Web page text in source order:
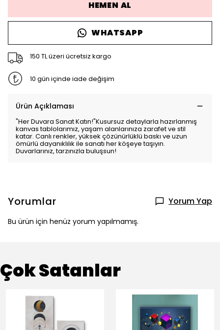
HEMEN AL
WHATSAPP
150 TL üzeri ücretsiz kargo
10 gün içinde iade değişim
Ürün Açıklaması
"Her Duvara Sanat Katın!"Kusursuz detaylarla hazırlanmış
kanvas tablolarımız, yaşam alanlarınıza zarafet ve stil
katar. Canlı renkler, yüksek çözünürlüklü baskı ve uzun
ömürlü dayanıklılık ile sanatı her köşeye taşıyın.
Duvarlarınız, tarzınızla buluşsun!
Yorumlar Yorum Yap
Bu ürün için henüz yorum yapılmamış.
Çok Satanlar